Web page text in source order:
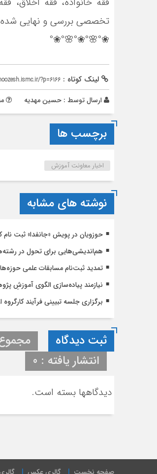
تخصصی بررسی و نهایی شده
❀°🌸°❀°🌸°❀°
لینک کوتاه : ?p=6166
ارسال توسط : حسین مهدیه
برچسب ها
اخبار معاونت آموزش
نوشته های مشابه
حوزویان در پویش «جانفدا» ثبت نام
هم‌اندیشی‌هایی برای تحول در
تمدید ثبت‌نام مسابقات علمی
نیازمند پیاده‌سازی الگوی آموزشِ
برگزاری جلسه تبیینی فرآیند
ثبت دیدگاه مجموع
انتشار یافته : 0
دیدگاهها بسته است.